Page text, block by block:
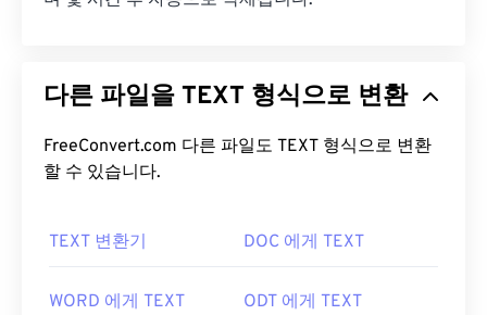
다른 파일을 TEXT 형식으로 변환
FreeConvert.com 다른 파일도 TEXT 형식으로 변환
할 수 있습니다.
TEXT 변환기 DOC 에게 TEXT
WORD 에게 TEXT ODT 에게 TEXT